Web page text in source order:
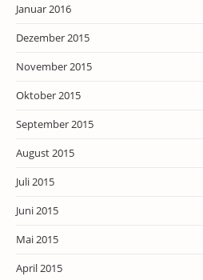
Januar 2016
Dezember 2015
November 2015
Oktober 2015
September 2015
August 2015
Juli 2015
Juni 2015
Mai 2015
April 2015